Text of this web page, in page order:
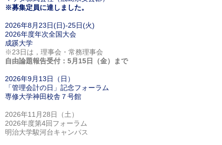
※募集定員に達しました。
2026年8月23日(日)-25日(火)
2026年度年次全国大会
成蹊大学
※23日は，理事会・常務理事会
自由論題報告受付：5月15日（金）まで
2026年9月13日（日）
「管理会計の日」記念フォーラム
専修大学神田校舎７号館
2026年11月28日（土）
2026年度第4回フォーラム
明治大学駿河台キャンパス